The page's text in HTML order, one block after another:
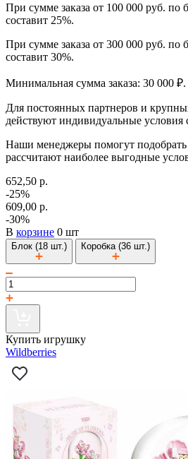
При сумме заказа от 100 000 руб. по
составит 25%.
При сумме заказа от 300 000 руб. по
составит 30%.
Минимальная сумма заказа: 30 000 ₽.
Для постоянных партнеров и
действуют индивидуальные условия
Наши менеджеры помогут подобрать
рассчитают наиболее выгодные
652,50 р.
-25%
609,00 р.
-30%
В корзине 0 шт
Блок (18 шт.) Коробка (36 шт.)
Купить игрушку
Wildberries